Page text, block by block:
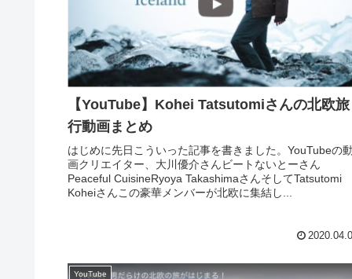
【YouTube】Kohei Tatsutomiさんの北欧旅
行動画まとめ
はじめに先日こういった記事を書きました。YouTubeの動
画クリエイター、大川優介さんビートないとーさん
Peaceful CuisineRyoya TakashimaさんそしてTatsutomi
Koheiさんこの豪華メンバーが北欧に集結し...
YouTube